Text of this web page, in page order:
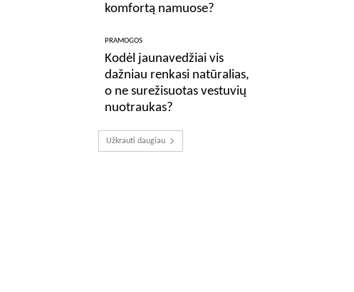
komfortą namuose?
PRAMOGOS
Kodėl jaunavedžiai vis
dažniau renkasi natūralias,
o ne surežisuotas vestuvių
nuotraukas?
Užkrauti daugiau